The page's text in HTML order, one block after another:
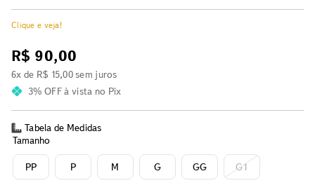
Clique e veja!
R$ 90,00
6x de R$ 15,00sem juros
3% OFFà vista no Pix
Tabela de Medidas
Tamanho
P
PP G
M GG G1